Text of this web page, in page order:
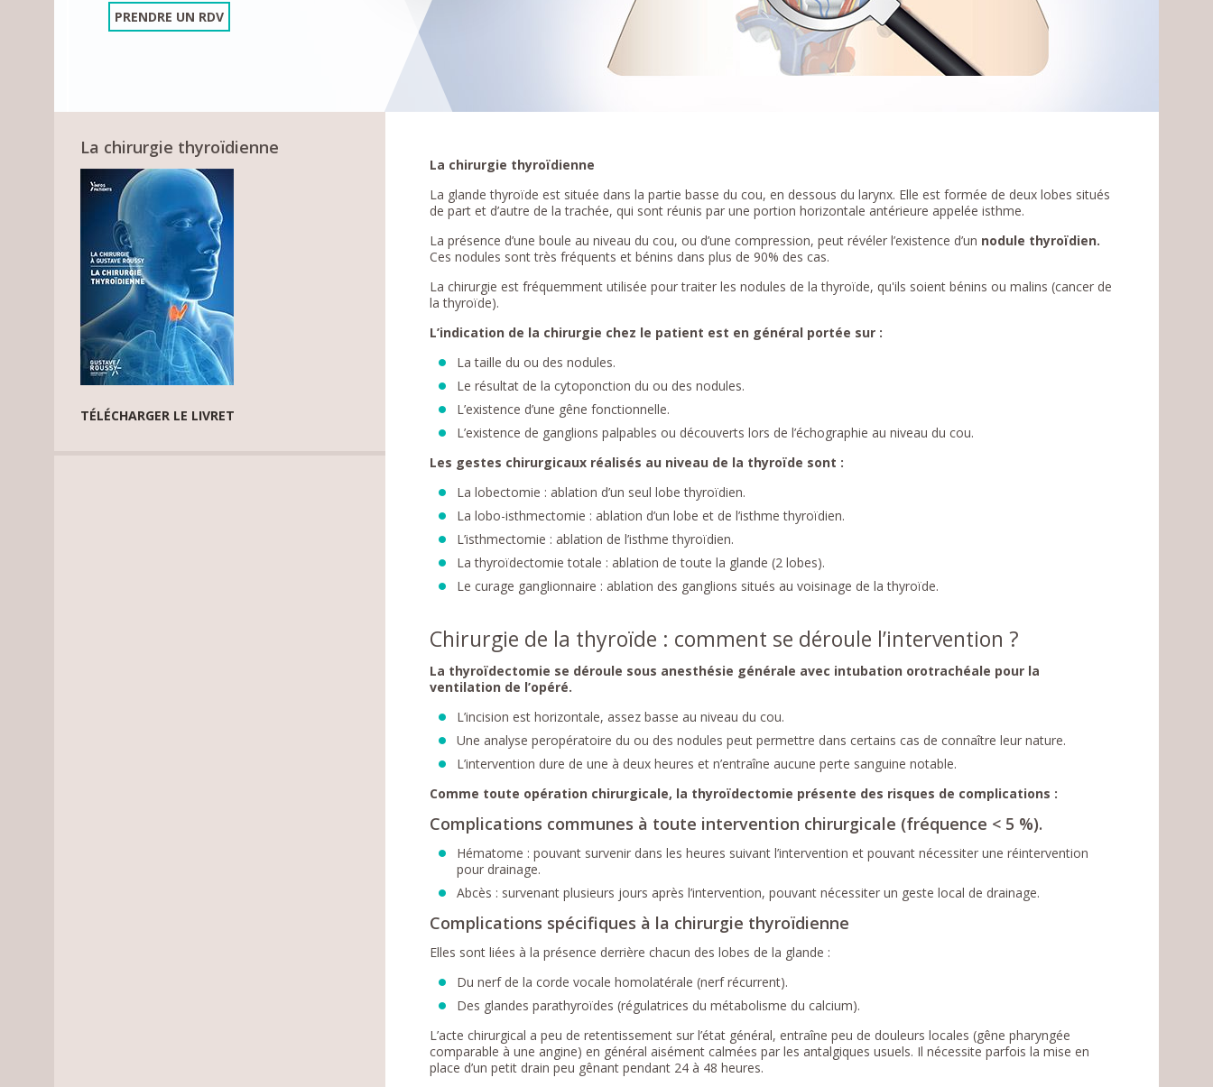
PRENDRE UN RDV
La chirurgie thyroïdienne
TÉLÉCHARGER LE LIVRET
La chirurgie thyroïdienne
La glande thyroïde est située dans la partie basse du cou, en dessous du larynx. Elle est formée de deux lobes situés
de part et d’autre de la trachée, qui sont réunis par une portion horizontale antérieure appelée isthme.
La présence d’une boule au niveau du cou, ou d’une compression, peut révéler l’existence d’un nodule thyroïdien.
Ces nodules sont très fréquents et bénins dans plus de 90% des cas.
La chirurgie est fréquemment utilisée pour traiter les nodules de la thyroïde, qu'ils soient bénins ou malins (cancer de
la thyroïde).
L’indication de la chirurgie chez le patient est en général portée sur :
La taille du ou des nodules.
Le résultat de la cytoponction du ou des nodules.
L’existence d’une gêne fonctionnelle.
L’existence de ganglions palpables ou découverts lors de l’échographie au niveau du cou.
Les gestes chirurgicaux réalisés au niveau de la thyroïde sont :
La lobectomie : ablation d’un seul lobe thyroïdien.
La lobo-isthmectomie : ablation d’un lobe et de l’isthme thyroïdien.
L’isthmectomie : ablation de l’isthme thyroïdien.
La thyroïdectomie totale : ablation de toute la glande (2 lobes).
Le curage ganglionnaire : ablation des ganglions situés au voisinage de la thyroïde.
Chirurgie de la thyroïde : comment se déroule l’intervention ?
La thyroïdectomie se déroule sous anesthésie générale avec intubation orotrachéale pour la
ventilation de l’opéré.
L’incision est horizontale, assez basse au niveau du cou.
Une analyse peropératoire du ou des nodules peut permettre dans certains cas de connaître leur nature.
L’intervention dure de une à deux heures et n’entraîne aucune perte sanguine notable.
Comme toute opération chirurgicale, la thyroïdectomie présente des risques de complications :
Complications communes à toute intervention chirurgicale (fréquence < 5 %).
Hématome : pouvant survenir dans les heures suivant l’intervention et pouvant nécessiter une réintervention
pour drainage.
Abcès : survenant plusieurs jours après l’intervention, pouvant nécessiter un geste local de drainage.
Complications spécifiques à la chirurgie thyroïdienne
Elles sont liées à la présence derrière chacun des lobes de la glande :
Du nerf de la corde vocale homolatérale (nerf récurrent).
Des glandes parathyroïdes (régulatrices du métabolisme du calcium).
L’acte chirurgical a peu de retentissement sur l’état général, entraîne peu de douleurs locales (gêne pharyngée
comparable à une angine) en général aisément calmées par les antalgiques usuels. Il nécessite parfois la mise en
place d’un petit drain peu gênant pendant 24 à 48 heures.